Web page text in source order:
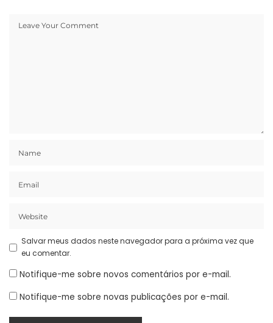
Salvar meus dados neste navegador para a próxima vez que
eu comentar.
Notifique-me sobre novos comentários por e-mail.
Notifique-me sobre novas publicações por e-mail.